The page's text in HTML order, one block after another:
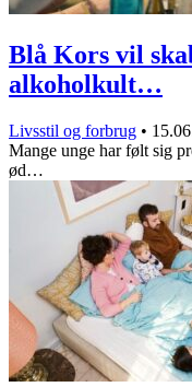
Blå Kors vil
alkoholkult…
Livsstil og forbrug •
Mange unge har følt sig
ød…